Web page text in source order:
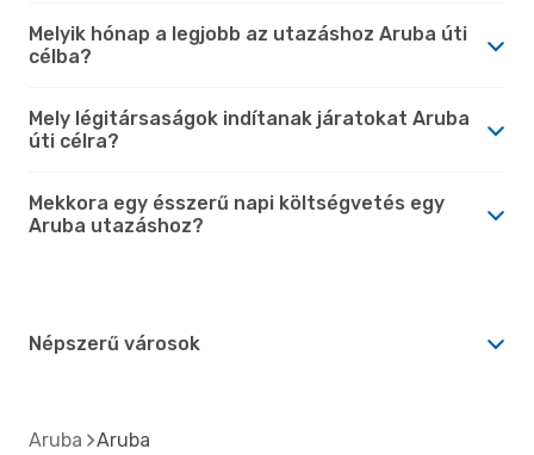
Melyik hónap a legjobb az utazáshoz Aruba úti
célba?
Mely légitársaságok indítanak járatokat Aruba
úti célra?
Mekkora egy ésszerű napi költségvetés egy
Aruba utazáshoz?
Népszerű városok
Aruba Aruba